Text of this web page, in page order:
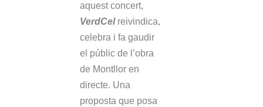
aquest concert,
VerdCelreivindica,
celebra i fa gaudir
el públic de l’obra
de Montllor en
directe. Una
proposta que posa